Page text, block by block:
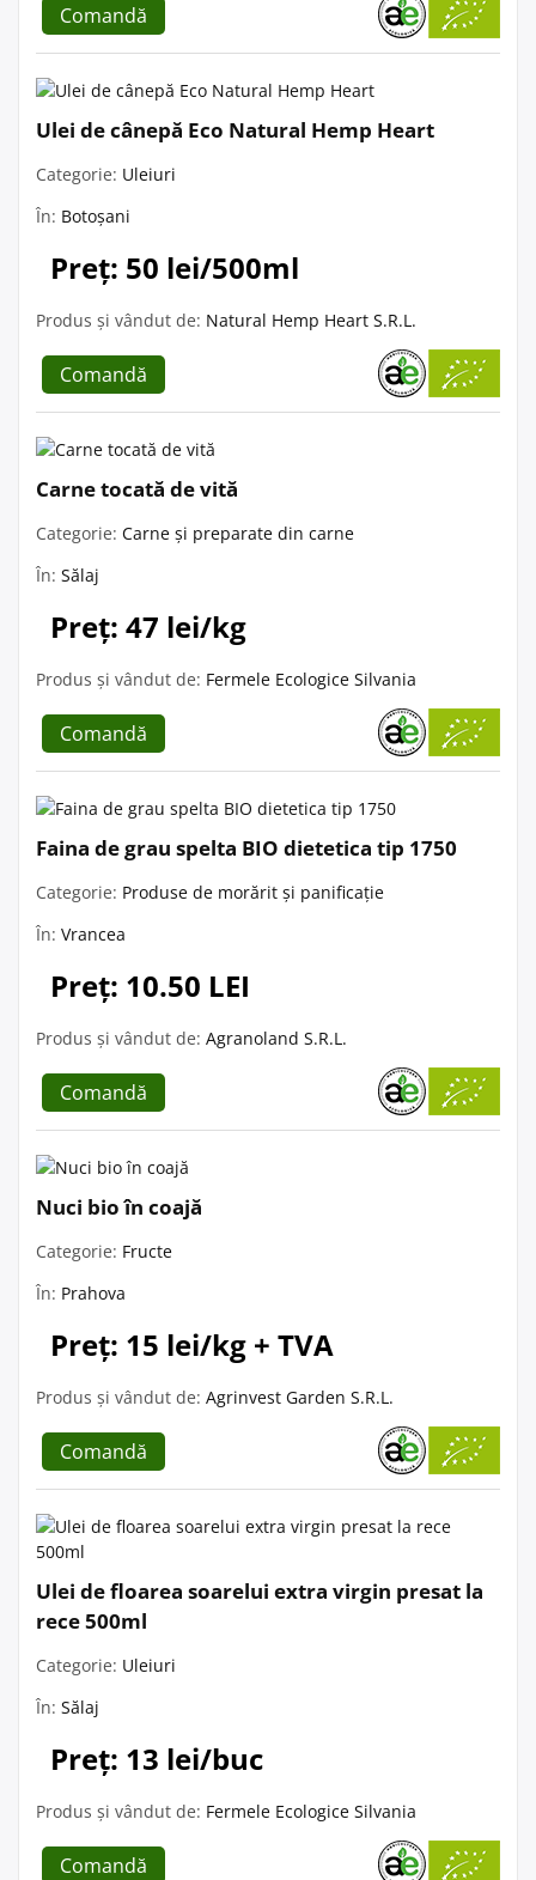
Comandă
Ulei de cânepă Eco Natural Hemp Heart
Categorie: Uleiuri
În: Botoșani
Preț: 50 lei/500ml
Produs și vândut de: Natural Hemp Heart S.R.L.
Comandă
Carne tocată de vită
Categorie: Carne și preparate din carne
În: Sălaj
Preț: 47 lei/kg
Produs și vândut de: Fermele Ecologice Silvania
Comandă
Faina de grau spelta BIO dietetica tip 1750
Categorie: Produse de morărit și panificație
În: Vrancea
Preț: 10.50 LEI
Produs și vândut de: Agranoland S.R.L.
Comandă
Nuci bio în coajă
Categorie: Fructe
În: Prahova
Preț: 15 lei/kg + TVA
Produs și vândut de: Agrinvest Garden S.R.L.
Comandă
Ulei de floarea soarelui extra virgin presat la
rece 500ml
Categorie: Uleiuri
În: Sălaj
Preț: 13 lei/buc
Produs și vândut de: Fermele Ecologice Silvania
Comandă